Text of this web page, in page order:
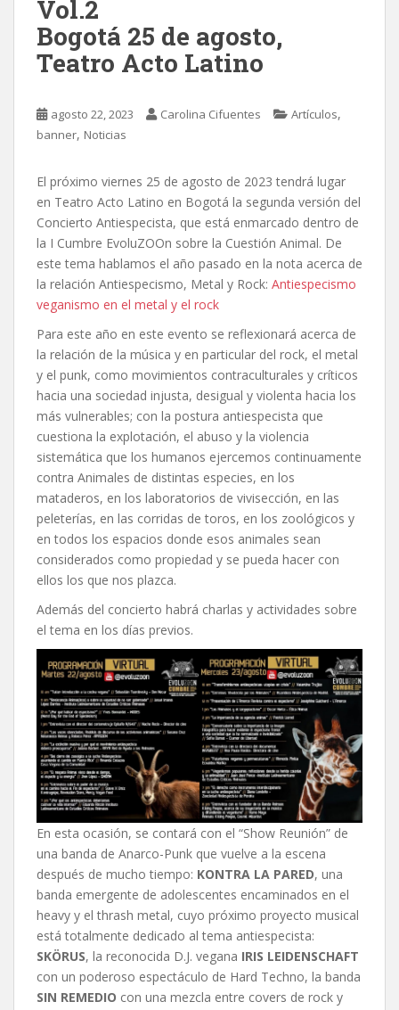
Vol.2
Bogotá 25 de agosto,
Teatro Acto Latino
agosto 22, 2023 Carolina Cifuentes Artículos,
banner, Noticias
El próximo viernes 25 de agosto de 2023 tendrá lugar
en Teatro Acto Latino en Bogotá la segunda versión del
Concierto Antiespecista, que está enmarcado dentro de
la I Cumbre EvoluZOOn sobre la Cuestión Animal. De
este tema hablamos el año pasado en la nota acerca de
la relación Antiespecismo, Metal y Rock: Antiespecismo
veganismo en el metal y el rock
Para este año en este evento se reflexionará acerca de
la relación de la música y en particular del rock, el metal
y el punk, como movimientos contraculturales y críticos
hacia una sociedad injusta, desigual y violenta hacia los
más vulnerables; con la postura antiespecista que
cuestiona la explotación, el abuso y la violencia
sistemática que los humanos ejercemos continuamente
contra Animales de distintas especies, en los
mataderos, en los laboratorios de vivisección, en las
peleterías, en las corridas de toros, en los zoológicos y
en todos los espacios donde esos animales sean
considerados como propiedad y se pueda hacer con
ellos los que nos plazca.
Además del concierto habrá charlas y actividades sobre
el tema en los días previos.
En esta ocasión, se contará con el “Show Reunión” de
una banda de Anarco-Punk que vuelve a la escena
después de mucho tiempo: KONTRA LA PARED, una
banda emergente de adolescentes encaminados en el
heavy y el thrash metal, cuyo próximo proyecto musical
está totalmente dedicado al tema antiespecista:
SKÖRUS, la reconocida D.J. vegana IRIS LEIDENSCHAFT
con un poderoso espectáculo de Hard Techno, la banda
SIN REMEDIO con una mezcla entre covers de rock y